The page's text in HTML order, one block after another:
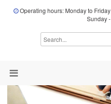
Operating hours: Monday to
Sunday